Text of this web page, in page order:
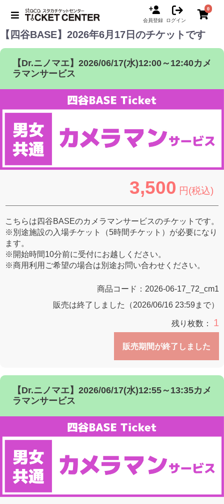
会員登録 ログイン
0
【四谷BASE】2026年6月17日のチケットです
【Dr.ニノマエ】2026/06/17(水)12:00～12:40カメ
ラマンサービス
3,500 円(税込)
こちらは四谷BASEのカメラマンサービスのチケットです。
※別途施設の入場チケット（5時間チケット）が必要になり
ます。
※開始時間10分前に受付にお越しください。
※商用利用ご希望の場合は別途お問い合わせください。
商品コード： 2026-06-17_72_cm1
販売は終了しました（2026/06/16 23:59まで）
残り枚数： 1
販売期間が終了しました
【Dr.ニノマエ】2026/06/17(水)12:55～13:35カメ
ラマンサービス